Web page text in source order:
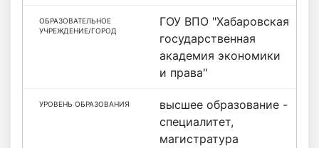
ГОУ ВПО "Хабаровская
государственная
академия экономики
и права"
высшее образование -
специалитет,
магистратура